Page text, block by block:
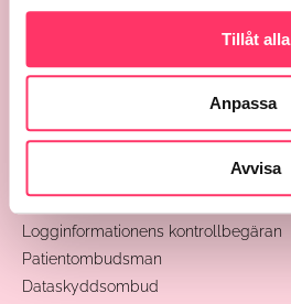
Tillåt alla
Anpassa
Avvisa
Kontaktinformation
Administration
Dataskydd
Logginformationens kontrollbegäran
Patientombudsman
Dataskyddsombud